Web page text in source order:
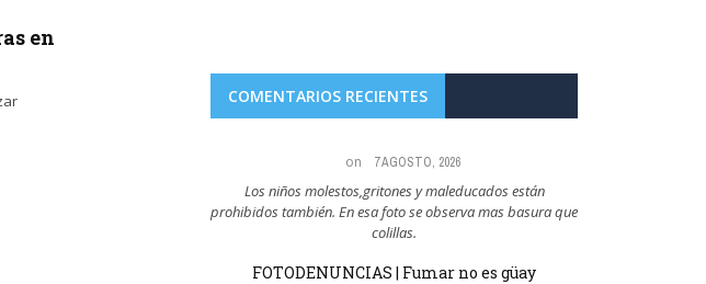
en
COMENTARIOS RECIENTES
on 7 AGOSTO, 2026
Los niños molestos,gritones y maleducados están
prohibidos también. En esa foto se observa mas basura que
colillas.
FOTODENUNCIAS | Fumar no es güay